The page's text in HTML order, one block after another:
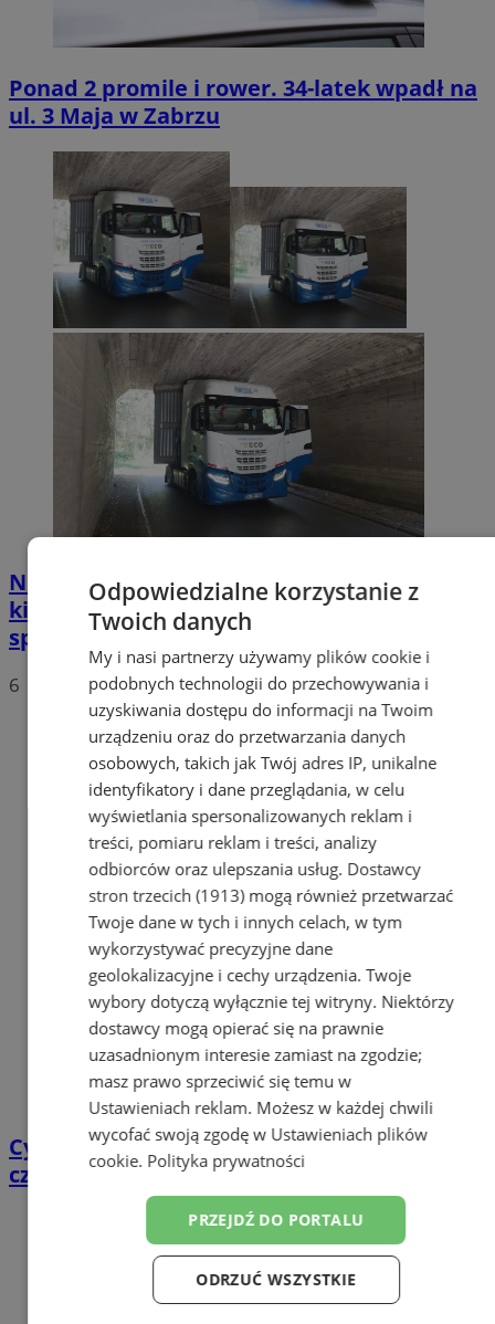
Ponad 2 promile i rower. 34-latek wpadł na
ul. 3 Maja w Zabrzu
Nietypowa akcja w Zabrzu. Turecki
kierowca ciężarówki nie mógł wydostać się
spod wiaduktów
6
Cyfrowy przegląd przedtrasowy: co mówią
czujniki TPMS i diagnostyka pokładowa?
Odpowiedzialne korzystanie z
Twoich danych
My i nasi partnerzy używamy plików cookie i
podobnych technologii do przechowywania i
uzyskiwania dostępu do informacji na Twoim
urządzeniu oraz do przetwarzania danych
osobowych, takich jak Twój adres IP, unikalne
identyfikatory i dane przeglądania, w celu
wyświetlania spersonalizowanych reklam i
treści, pomiaru reklam i treści, analizy
odbiorców oraz ulepszania usług. Dostawcy
stron trzecich (1913)mogą również przetwarzać
Twoje dane w tych i innych celach, w tym
wykorzystywać precyzyjne dane
geolokalizacyjne i cechy urządzenia. Twoje
wybory dotyczą wyłącznie tej witryny. Niektórzy
dostawcy mogą opierać się na prawnie
uzasadnionym interesie zamiast na zgodzie;
masz prawo sprzeciwić się temu w
Ustawieniach reklam. Możesz w każdej chwili
wycofać swoją zgodę w Ustawieniach plików
cookie. Polityka prywatności
PRZEJDŹ DO PORTALU
ODRZUĆ WSZYSTKIE